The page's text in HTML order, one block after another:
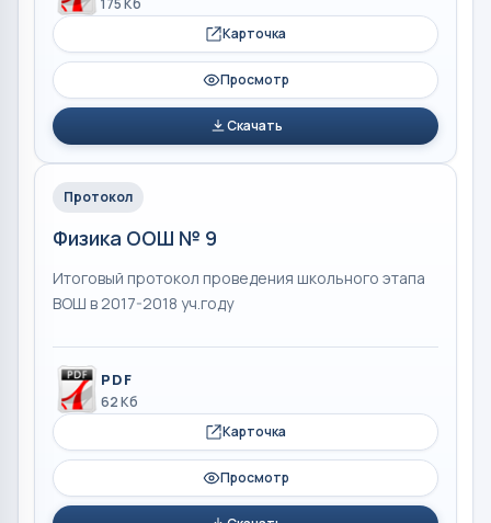
175 Кб
Карточка
Просмотр
Скачать
Протокол
Физика ООШ № 9
Итоговый протокол проведения школьного этапа
ВОШ в 2017-2018 уч.году
PDF
62 Кб
Карточка
Просмотр